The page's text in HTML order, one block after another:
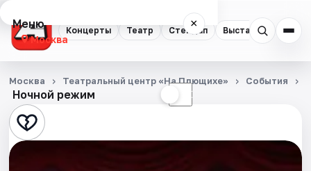
Концерты Театр Стендап Выставки
Меню ×
Москва
Концерты
Театр
Стендап
Ночной режим ☾
Москва Театральный центр «На Плющихе» События